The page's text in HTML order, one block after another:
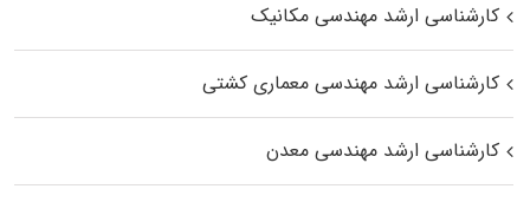
کارشناسی ارشد مهندسی مکانیک
کارشناسی ارشد مهندسی معماری کشتی
کارشناسی ارشد مهندسی معدن